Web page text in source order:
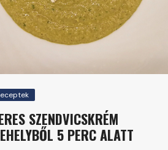
SZENDVICSKRÉM
5 PERC ALATT